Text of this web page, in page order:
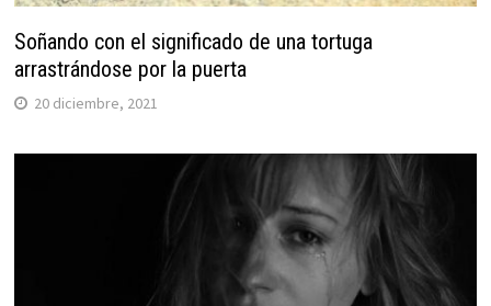
Soñando con el significado de una tortuga
arrastrándose por la puerta
20 diciembre, 2021